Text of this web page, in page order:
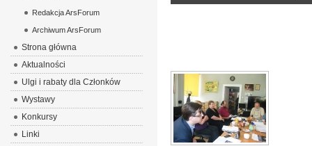
Redakcja ArsForum
Archiwum ArsForum
Strona główna
Aktualności
Ulgi i rabaty dla Członków
Wystawy
Konkursy
Linki